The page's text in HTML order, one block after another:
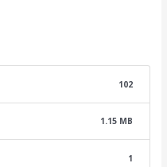
102
1.15 MB
1